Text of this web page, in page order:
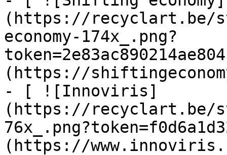
(https://recyclart.be/
economy-174x_.png?
(https://
- [ ![Innoviris]
(https://recyclart.be/
(https://